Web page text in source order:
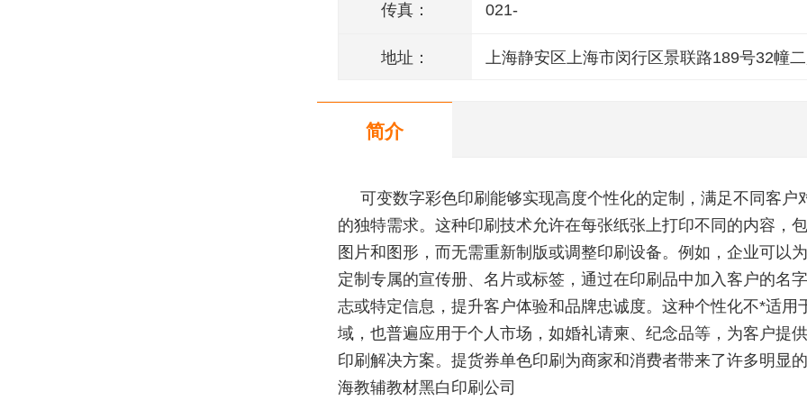
传真： 021-
地址： 上海静安区上海市闵行区景联路189号32幢
简介
可变数字彩色印刷能够实现高度个性化的定制，满足不同客户
的独特需求。这种印刷技术允许在每张纸张上打印不同的内容，包
图片和图形，而无需重新制版或调整印刷设备。例如，企业可以
定制专属的宣传册、名片或标签，通过在印刷品中加入客户的名
志或特定信息，提升客户体验和品牌忠诚度。这种个性化不*适用
域，也普遍应用于个人市场，如婚礼请柬、纪念品等，为客户提
印刷解决方案。提货券单色印刷为商家和消费者带来了许多明显
海教辅教材黑白印刷公司